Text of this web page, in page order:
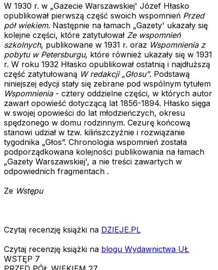
W 1930 r. w „Gazecie Warszawskiej' Józef Hłasko
opublikował pierwszą część swoich wspomnień Przed
pół wiekiem. Następnie na łamach „Gazety' ukazały się
kolejne części, które zatytułował Ze wspomnień
szkolnych, publikowane w 1931 r. oraz Wspomnienia z
pobytu w Petersburgu, które również ukazały się w 1931
r. W roku 1932 Hłasko opublikował ostatnią i najdłuższą
część zatytułowaną W redakcji „Głosu”. Podstawą
niniejszej edycji stały się zebrane pod wspólnym tytułem
Wspomnienia- cztery oddzielne części, w których autor
zawarł opowieść dotyczącą lat 1856-1894. Hłasko sięga
w swojej opowieści do lat młodzieńczych, okresu
spędzonego w domu rodzinnym. Cezurę końcową
stanowi udział w tzw. kilińszczyźnie i rozwiązanie
tygodnika „Głos”. Chronologia wspomnień została
podporządkowana kolejności publikowania na łamach
„Gazety Warszawskiej', a nie treści zawartych w
odpowiednich fragmentach .
Ze Wstępu
Czytaj recenzję książki na DZIEJE.PL
Czytaj recenzję książki na blogu Wydawnictwa UŁ
WSTĘP 7